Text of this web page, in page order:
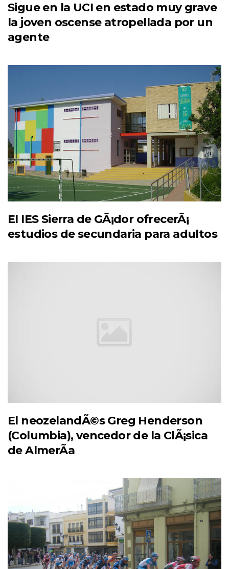
Sigue en la UCI en estado muy grave
la joven oscense atropellada por un
agente
El IES Sierra de GÃ¡dor ofrecerÃ¡
estudios de secundaria para adultos
El neozelandÃ©s Greg Henderson
(Columbia), vencedor de la ClÃ¡sica
de AlmerÃ­a